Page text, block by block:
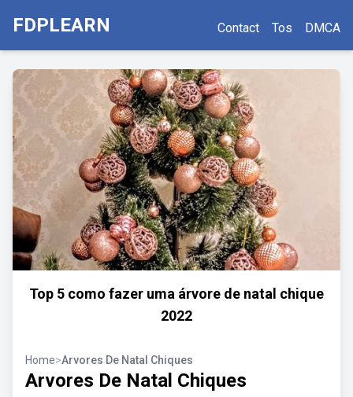
FDPLEARN Contact Tos DMCA
Top 5 como fazer uma árvore de natal chique
2022
Home>Arvores De Natal Chiques
Arvores De Natal Chiques